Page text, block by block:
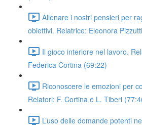
Allenare i nostri pensieri per
obiettivi. Relatrice: Eleonora
Il gioco interiore nel lavoro.
Federica Cortina (69:22)
Riconoscere le emozioni per
Relatori: F. Cortina e L. Tiberi
L’uso delle domande potenti